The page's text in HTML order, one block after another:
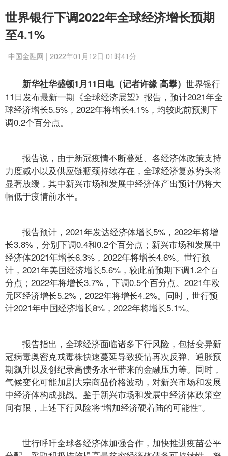
世界银行下调2022年全球经济增长预期
至4.1%
中国金融网 | 2022年01月12日 01时41分
新华社华盛顿1月11日电（记者许缘 高攀） 世界银行
11日发布最新一期《全球经济展望》报告，预计2021年全
球经济增长5.5%，2022年将增长4.1%，均较此前预测下
调0.2个百分点。
报告说，由于新冠疫情不断蔓延、各经济体政策支持
力度减小以及供应链瓶颈持续存在，全球经济复苏势头将
显著放缓，其中新兴市场和发展中经济体产出预计仍将大
幅低于疫情前水平。
报告预计，2021年发达经济体增长5%，2022年将增
长3.8%，分别下调0.4和0.2个百分点；新兴市场和发展中
经济体2021年增长6.3%，2022年将增长4.6%。世行预
计，2021年美国经济增长5.6%，较此前预期下调1.2个百
分点；2022年将增长3.7%，下调0.5个百分点。2021年欧
元区经济增长5.2%，2022年将增长4.2%。同时，世行预
计2021年中国经济增长8%，2022年将增长5.1%。
报告指出，全球经济面临诸多下行风险，包括变异新
冠病毒奥密克戎毒株快速蔓延导致疫情再次反弹、通胀预
期飙升以及创纪录高债务水平带来的金融压力等。同时，
气候变化可能加剧大宗商品价格波动，对新兴市场和发展
中经济体构成挑战。鉴于新兴市场和发展中经济体政策空
间有限，上述下行风险将“增加经济硬着陆的可能性”。
世行呼吁全球各经济体加强合作，加快推进疫苗公平